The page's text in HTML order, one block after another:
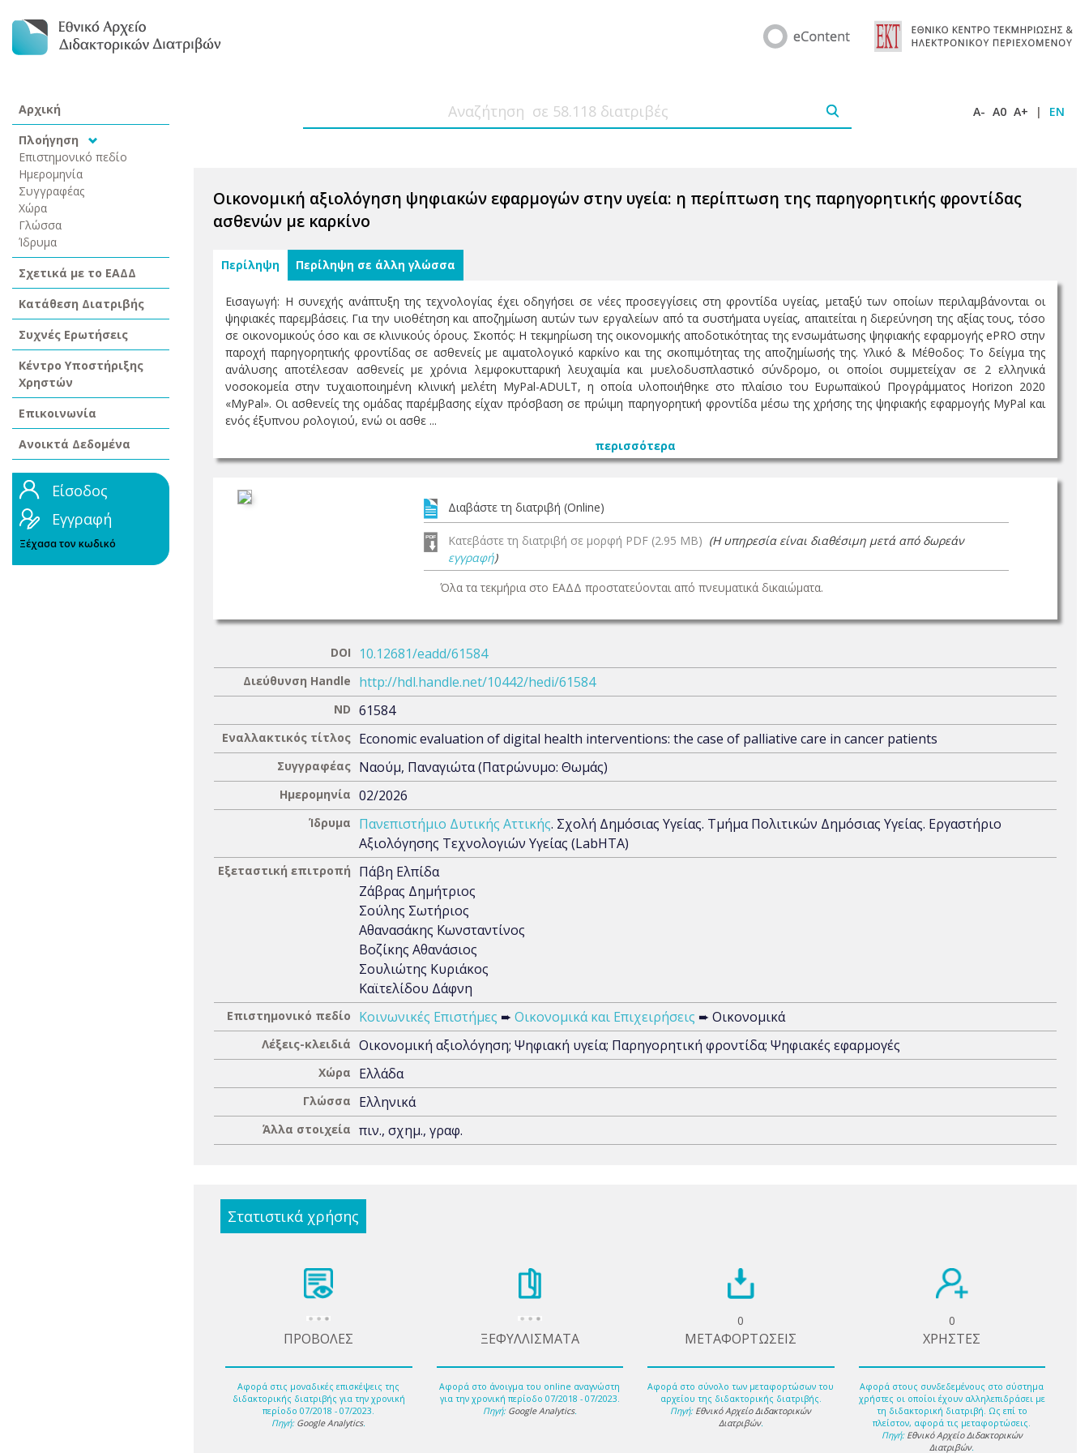
Αρχική
Πλοήγηση
Επιστημονικό πεδίο
Ημερομηνία
Συγγραφέας
Χώρα
Γλώσσα
Ίδρυμα
Σχετικά με το ΕΑΔΔ
Κατάθεση Διατριβής
Συχνές Ερωτήσεις
Κέντρο Υποστήριξης
Χρηστών
Επικοινωνία
Ανοικτά Δεδομένα
Είσοδος
Εγγραφή
Ξέχασα τον κωδικό
A- A0 A+ | EN
Οικονομική αξιολόγηση ψηφιακών εφαρμογών στην υγεία: η περίπτωση της παρηγορητικής φροντίδας
ασθενών με καρκίνο
Περίληψη Περίληψη σε άλλη γλώσσα
Εισαγωγή: Η συνεχής ανάπτυξη της τεχνολογίας έχει οδηγήσει σε νέες προσεγγίσεις στη φροντίδα υγείας, μεταξύ των οποίων περιλαμβάνονται οι
ψηφιακές παρεμβάσεις. Για την υιοθέτηση και αποζημίωση αυτών των εργαλείων από τα συστήματα υγείας, απαιτείται η διερεύνηση της αξίας τους, τόσο
σε οικονομικούς όσο και σε κλινικούς όρους. Σκοπός: Η τεκμηρίωση της οικονομικής αποδοτικότητας της ενσωμάτωσης ψηφιακής εφαρμογής ePRO στην
παροχή παρηγορητικής φροντίδας σε ασθενείς με αιματολογικό καρκίνο και της σκοπιμότητας της αποζημίωσής της. Υλικό & Μέθοδος: Το δείγμα της
ανάλυσης αποτέλεσαν ασθενείς με χρόνια λεμφοκυτταρική λευχαιμία και μυελοδυσπλαστικό σύνδρομο, οι οποίοι συμμετείχαν σε 2 ελληνικά
νοσοκομεία στην τυχαιοποιημένη κλινική μελέτη MyPal-ADULT, η οποία υλοποιήθηκε στο πλαίσιο του Ευρωπαϊκού Προγράμματος Horizon 2020
«MyPal». Οι ασθενείς της ομάδας παρέμβασης είχαν πρόσβαση σε πρώιμη παρηγορητική φροντίδα μέσω της χρήσης της ψηφιακής εφαρμογής MyPal και
ενός έξυπνου ρολογιού, ενώ οι ασθε ...
περισσότερα
Διαβάστε τη διατριβή (Online)
Κατεβάστε τη διατριβή σε μορφή PDF (2.95 MB) (Η υπηρεσία είναι διαθέσιμη μετά από δωρεάν
εγγραφή)
Όλα τα τεκμήρια στο ΕΑΔΔ προστατεύονται από πνευματικά δικαιώματα.
DOI 10.12681/eadd/61584
Διεύθυνση Handle http://hdl.handle.net/10442/hedi/61584
ND 61584
Εναλλακτικός τίτλος Economic evaluation of digital health interventions: the case of palliative care in cancer patients
Συγγραφέας Ναούμ, Παναγιώτα (Πατρώνυμο: Θωμάς)
Ημερομηνία 02/2026
Ίδρυμα Πανεπιστήμιο Δυτικής Αττικής. Σχολή Δημόσιας Υγείας. Τμήμα Πολιτικών Δημόσιας Υγείας. Εργαστήριο
Αξιολόγησης Τεχνολογιών Υγείας (LabHTA)
Εξεταστική επιτροπή
Πάβη Ελπίδα
Ζάβρας Δημήτριος
Σούλης Σωτήριος
Αθανασάκης Κωνσταντίνος
Βοζίκης Αθανάσιος
Σουλιώτης Κυριάκος
Καϊτελίδου Δάφνη
Επιστημονικό πεδίο Κοινωνικές Επιστήμες ➨ Οικονομικά και Επιχειρήσεις ➨ Οικονομικά
Λέξεις-κλειδιά Οικονομική αξιολόγηση; Ψηφιακή υγεία; Παρηγορητική φροντίδα; Ψηφιακές εφαρμογές
Χώρα Ελλάδα
Γλώσσα Ελληνικά
Άλλα στοιχεία πιν., σχημ., γραφ.
Στατιστικά χρήσης
ΠΡΟΒΟΛΕΣ
Αφορά στις μοναδικές επισκέψεις της
διδακτορικής διατριβής για την χρονική
περίοδο 07/2018 - 07/2023.
Πηγή: Google Analytics.
ΞΕΦΥΛΛΙΣΜΑΤΑ
Αφορά στο άνοιγμα του online αναγνώστη
για την χρονική περίοδο 07/2018 - 07/2023.
Πηγή: Google Analytics.
0
ΜΕΤΑΦΟΡΤΩΣΕΙΣ
Αφορά στο σύνολο των μεταφορτώσων του
αρχείου της διδακτορικής διατριβής.
Πηγή: Εθνικό Αρχείο Διδακτορικών
Διατριβών.
0
ΧΡΗΣΤΕΣ
Αφορά στους συνδεδεμένους στο σύστημα
χρήστες οι οποίοι έχουν αλληλεπιδράσει με
τη διδακτορική διατριβή. Ως επί το
πλείστον, αφορά τις μεταφορτώσεις.
Πηγή: Εθνικό Αρχείο Διδακτορικών
Διατριβών.